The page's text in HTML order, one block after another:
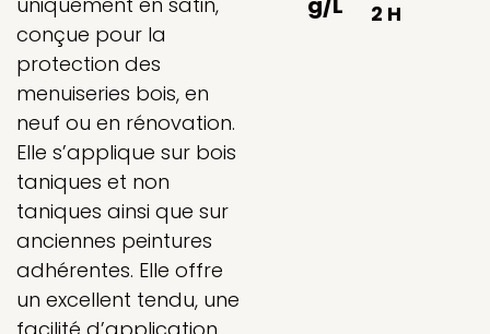
conçue pour la
protection des
menuiseries bois, en
neuf ou en rénovation.
Elle s’applique sur bois
taniques et non
taniques ainsi que sur
anciennes peintures
adhérentes. Elle offre
un excellent tendu, une
2 H